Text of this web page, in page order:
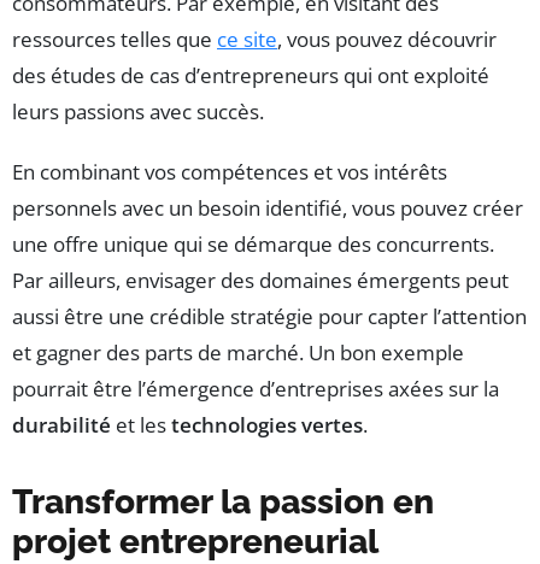
ressources telles que ce site, vous pouvez découvrir
des études de cas d’entrepreneurs qui ont exploité
leurs passions avec succès.
En combinant vos compétences et vos intérêts
personnels avec un besoin identifié, vous pouvez créer
une offre unique qui se démarque des concurrents.
Par ailleurs, envisager des domaines émergents peut
aussi être une crédible stratégie pour capter l’attention
et gagner des parts de marché. Un bon exemple
pourrait être l’émergence d’entreprises axées sur la
durabilité et lestechnologies vertes.
Transformer la passion en
projet entrepreneurial